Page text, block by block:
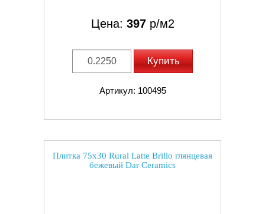
Цена: 397р/м2
Купить
Артикул: 100495
Плитка 75x30 Rural Latte Brillo глянцевая
бежевый Dar Ceramics